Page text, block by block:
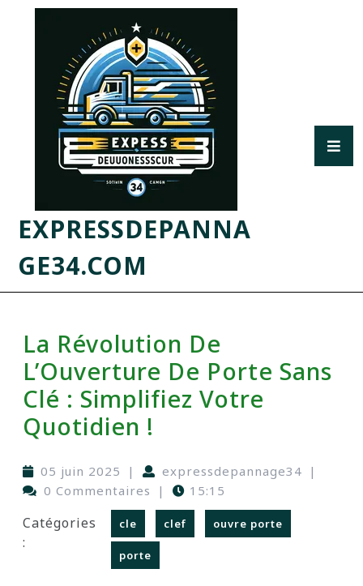
EXPRESSDEPANNA
GE34.COM
La Révolution De
L’Ouverture De Porte Sans
Clé : Simplifiez Votre
Quotidien !
05 juin 2025 | expressdepannage34 |
0 Commentaires
| 15:15
Catégories
:
cle clef ouvre porte
porte